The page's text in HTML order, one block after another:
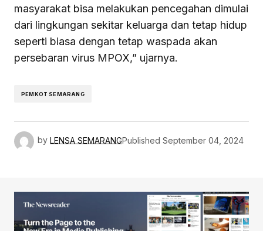
masyarakat bisa melakukan pencegahan dimulai
dari lingkungan sekitar keluarga dan tetap hidup
seperti biasa dengan tetap waspada akan
persebaran virus MPOX,” ujarnya.
PEMKOT SEMARANG
by LENSA SEMARANGPublished September 04, 2024